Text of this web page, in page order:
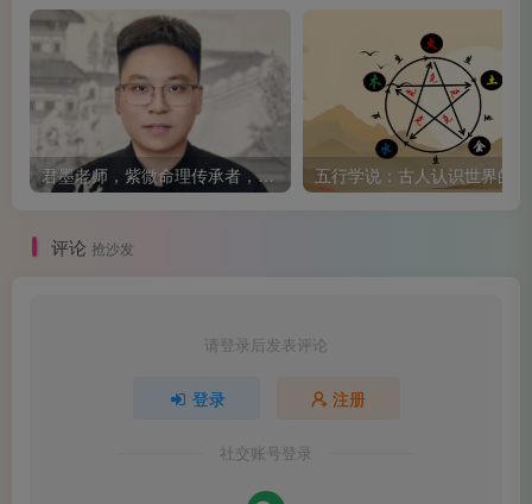
“精气神”。
中国传统哲学把“气”分为：
· 生气：让万物生长、充满活力的能量。
现代心理学和神经科学也表明：人的精神状态、注意
君墨老师，紫微命理传承者，玄空风水领路人
评论 抢沙发
请登录后发表评论
登录 注册
社交账号登录